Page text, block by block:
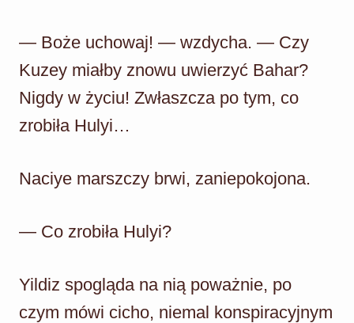
— Boże uchowaj! — wzdycha. — Czy
Kuzey miałby znowu uwierzyć Bahar?
Nigdy w życiu! Zwłaszcza po tym, co
zrobiła Hulyi…
Naciye marszczy brwi, zaniepokojona.
— Co zrobiła Hulyi?
Yildiz spogląda na nią poważnie, po
czym mówi cicho, niemal konspiracyjnym